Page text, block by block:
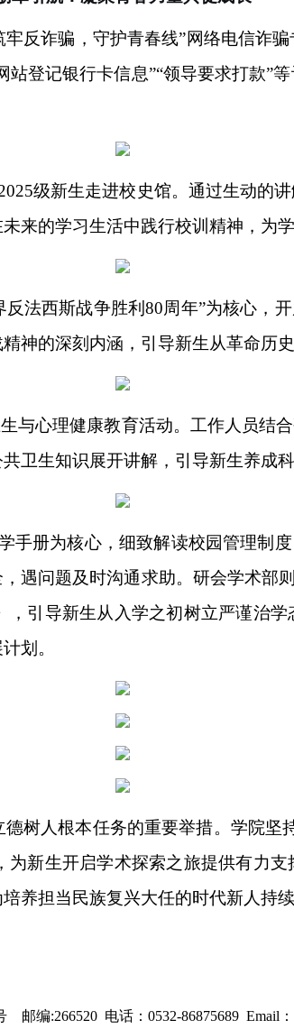
反诈骗，守护青春线”网络电信诈
登记银行卡信息”“领导要求打款”
级新生走进校史馆。通过生动的
来的学习生活中践行校训精神，为
法西斯战争胜利80周年”为核心，
神的深刻内涵，引导新生从革命历
与心理健康教育活动。工作人员结
卫生知识展开讲解，引导新生养成
手册为核心，细致解读校园管理制
遇问题及时沟通求助。研会学术部则
引导新生从入学之初树立严谨治
划。
树人根本任务的重要举措。学院坚
新生开启学术探索之旅提供有力
养担当民族复兴大任的时代新人持续
编:266520 电话：0532-86875689 Email：